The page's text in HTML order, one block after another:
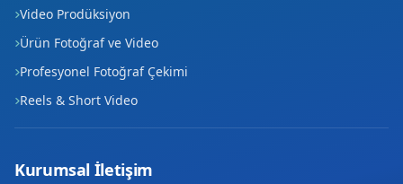
Video Prodüksiyon
Ürün Fotoğraf ve Video
Profesyonel Fotoğraf Çekimi
Reels & Short Video
Kurumsal İletişim